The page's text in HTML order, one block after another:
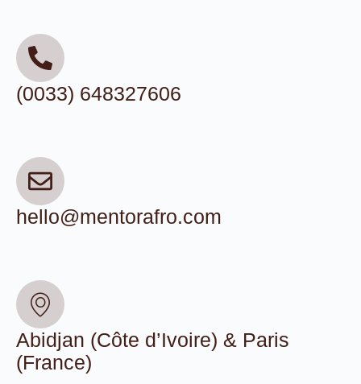
(0033) 648327606
hello@mentorafro.com
Abidjan (Côte d’Ivoire) & Paris
(France)